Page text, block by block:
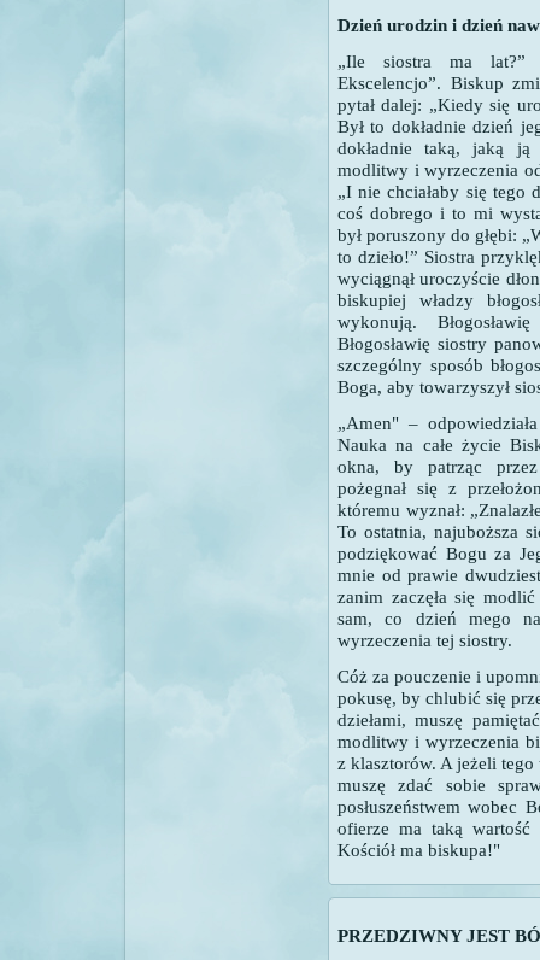
Dzień urodzin i dzień
„Ile siostra ma lat?”
Ekscelencjo”. Biskup
pytał dalej: „Kiedy się
Był to dokładnie dzień
dokładnie taką, jaką
modlitwy i wyrzeczenia
„I nie chciałaby się tego
coś dobrego i to mi
był poruszony do głębi:
to dzieło!” Siostra
wyciągnął uroczyście
biskupiej władzy
wykonują.
Błogosławię siostry
szczególny sposób
Boga, aby towarzyszył
„Amen" –
Nauka na całe życie
okna, by patrząc
pożegnał się z
któremu wyznał:
To ostatnia, najuboższa
podziękować Bogu za
mnie od prawie
zanim zaczęła się
sam, co dzień mego
wyrzeczenia tej siostry.
Cóż za pouczenie i
pokusę, by chlubić się
dziełami, muszę
modlitwy i wyrzeczenia
z klasztorów. A jeżeli tego
muszę zdać sobie
posłuszeństwem wobec
ofierze ma taką
Kościół ma biskupa!"
PRZEDZIWNY JEST